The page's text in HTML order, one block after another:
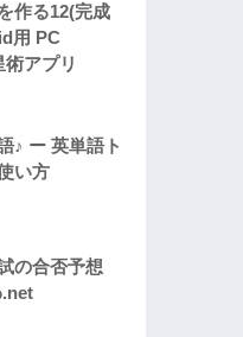
作る12(完成
用 PC
アプリ
♪ ー 英単語ト
い方
の合否予想